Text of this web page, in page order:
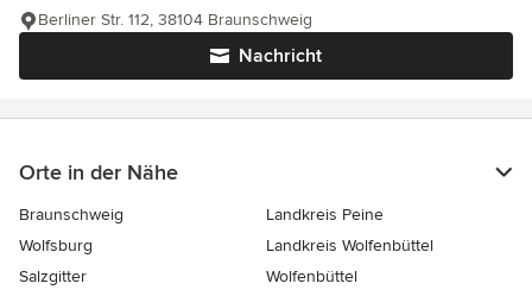
Nachricht
Berliner Str. 112, 38104 Braunschweig
Orte in der Nähe
Braunschweig
Landkreis Peine
Wolfsburg
Landkreis Wolfenbüttel
Salzgitter
Wolfenbüttel